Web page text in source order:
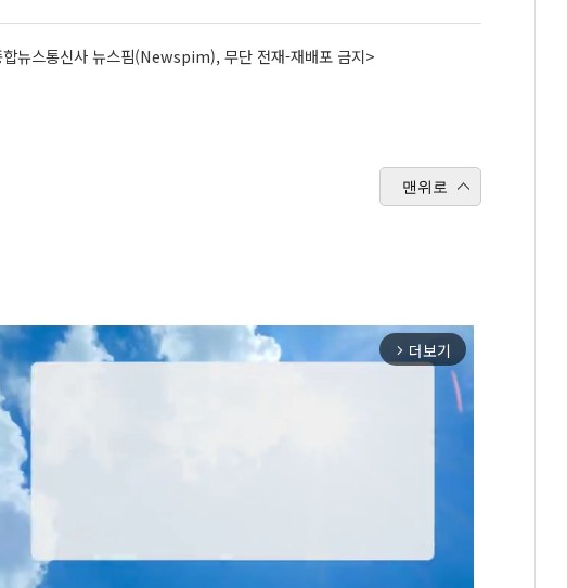
뉴스통신사 뉴스핌(Newspim), 무단 전재-재배포 금지>
맨위로
arrow_forward_ios 더보기